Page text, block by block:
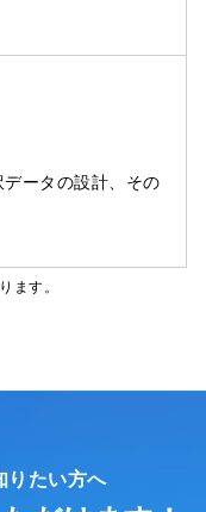
ータの設計、その
ます。
りたい方へ